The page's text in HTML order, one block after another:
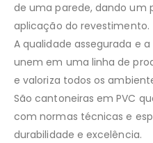
de uma parede, dando um
aplicação do revestimento.
A qualidade assegurada e
unem em uma linha de
e valoriza todos os
São cantoneiras em PVC
com normas técnicas e
durabilidade e excelência.